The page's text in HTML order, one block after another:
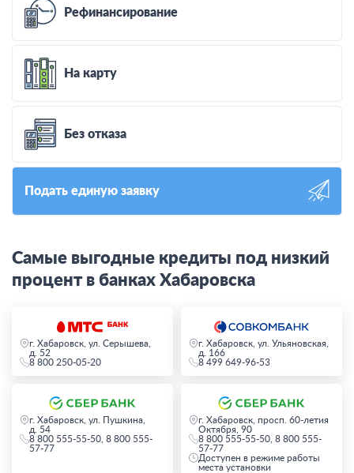
Рефинансирование
На карту
Без отказа
Подать единую заявку
Самые выгодные кредиты под низкий
процент в банках Хабаровска
г. Хабаровск, ул. Серышева,
д. 52
8 800 250-05-20
г. Хабаровск, ул. Ульяновская,
д. 166
8 499 649-96-53
г. Хабаровск, ул. Пушкина,
д. 54
8 800 555-55-50, 8 800 555-
57-77
г. Хабаровск, просп. 60-летия
Октября, 90
8 800 555-55-50, 8 800 555-
57-77
Доступен в режиме работы
места установки